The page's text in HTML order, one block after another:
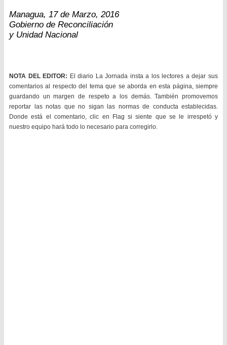
Managua, 17 de Marzo, 2016
Gobierno de Reconciliación
y Unidad Nacional
NOTA DEL EDITOR: El diario La Jornada insta a los lectores a dejar sus
comentarios al respecto del tema que se aborda en esta página, siempre
guardando un margen de respeto a los demás. También promovemos
reportar las notas que no sigan las normas de conducta establecidas.
Donde está el comentario, clic en Flag si siente que se le irrespetó y
nuestro equipo hará todo lo necesario para corregirlo.